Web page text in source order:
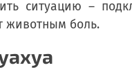
ситуацию –
животным боль.